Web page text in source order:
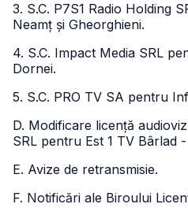
3. S.C. P7S1 Radio Holding
Neamț și Gheorghieni.
4. S.C. Impact Media SRL
Dornei.
5. S.C. PRO TV SA pentru
D. Modificare licență
SRL pentru Est 1 TV Bârlad -
E. Avize de retransmisie.
F. Notificări ale Biroului